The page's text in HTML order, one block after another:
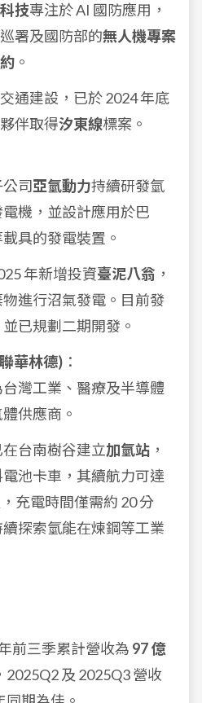
技專注於 AI 國防應用，
署及國防部的無人機專案
。
通建設，已於 2024 年底
伴取得汐東線標案。
公司亞氫動力持續研發氫
機，並設計應用於巴
具的發電裝置。
年新增投資臺泥八翁 ，
進行沼氣發電。目前發
已規劃二期開發。
華林德) ：
台灣工業、醫療及半導體
供應商。
在台南樹谷建立加氫站 ，
池卡車，其續航力可達
充電時間僅需約 20 分
探索氫能在煉鋼等工業
前三季累計營收為 97 億
2025Q2 及 2025Q3 營收